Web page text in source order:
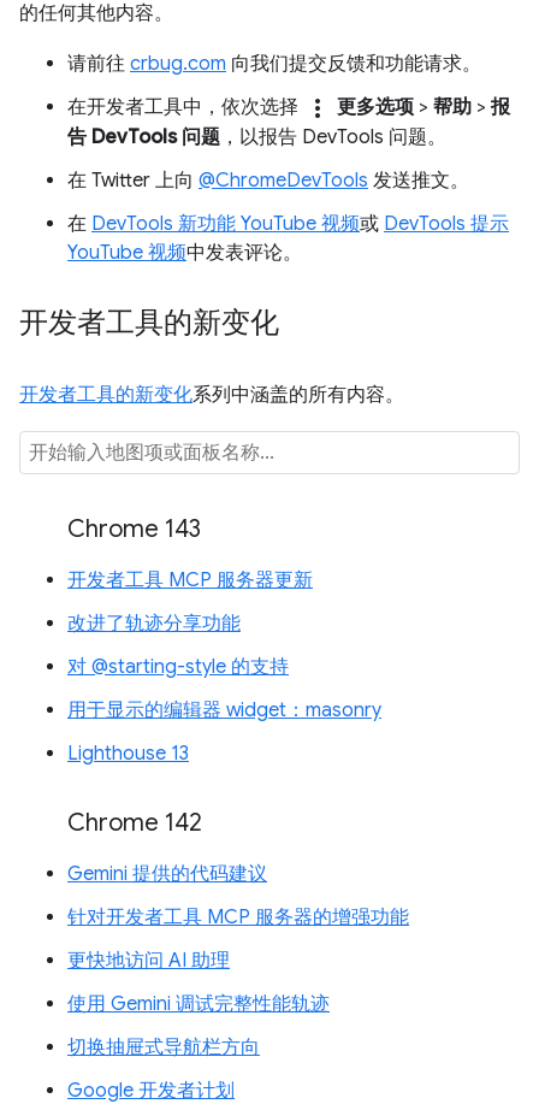
的任何其他内容。
请前往 crbug.com 向我们提交反馈和功能请求。
在开发者工具中，依次选择
more_vert 更多选项 > 帮助 > 报
告 DevTools 问题 ，以报告 DevTools 问题。
在 Twitter 上向 @ChromeDevTools 发送推文。
在 DevTools 新功能 YouTube 视频或 DevTools 提示
YouTube 视频中发表评论。
开发者工具的新变化
开发者工具的新变化系列中涵盖的所有内容。
Chrome 143
开发者工具 MCP 服务器更新
改进了轨迹分享功能
对 @starting-style 的支持
用于显示的编辑器 widget：masonry
Lighthouse 13
Chrome 142
Gemini 提供的代码建议
针对开发者工具 MCP 服务器的增强功能
更快地访问 AI 助理
使用 Gemini 调试完整性能轨迹
切换抽屉式导航栏方向
Google 开发者计划